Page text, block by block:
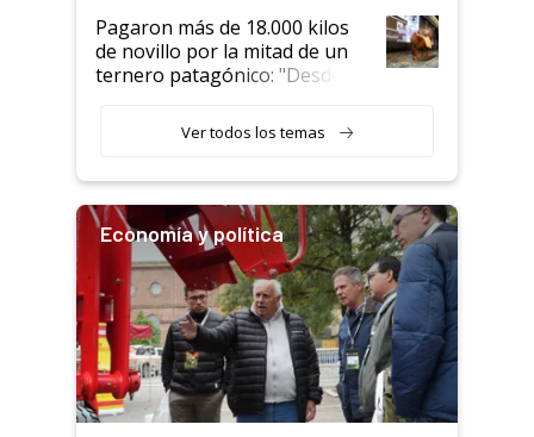
Pagaron más de 18.000 kilos
de novillo por la mitad de un
ternero patagónico: "Desde
llamar la atención"
Ver todos los temas
Economía y política